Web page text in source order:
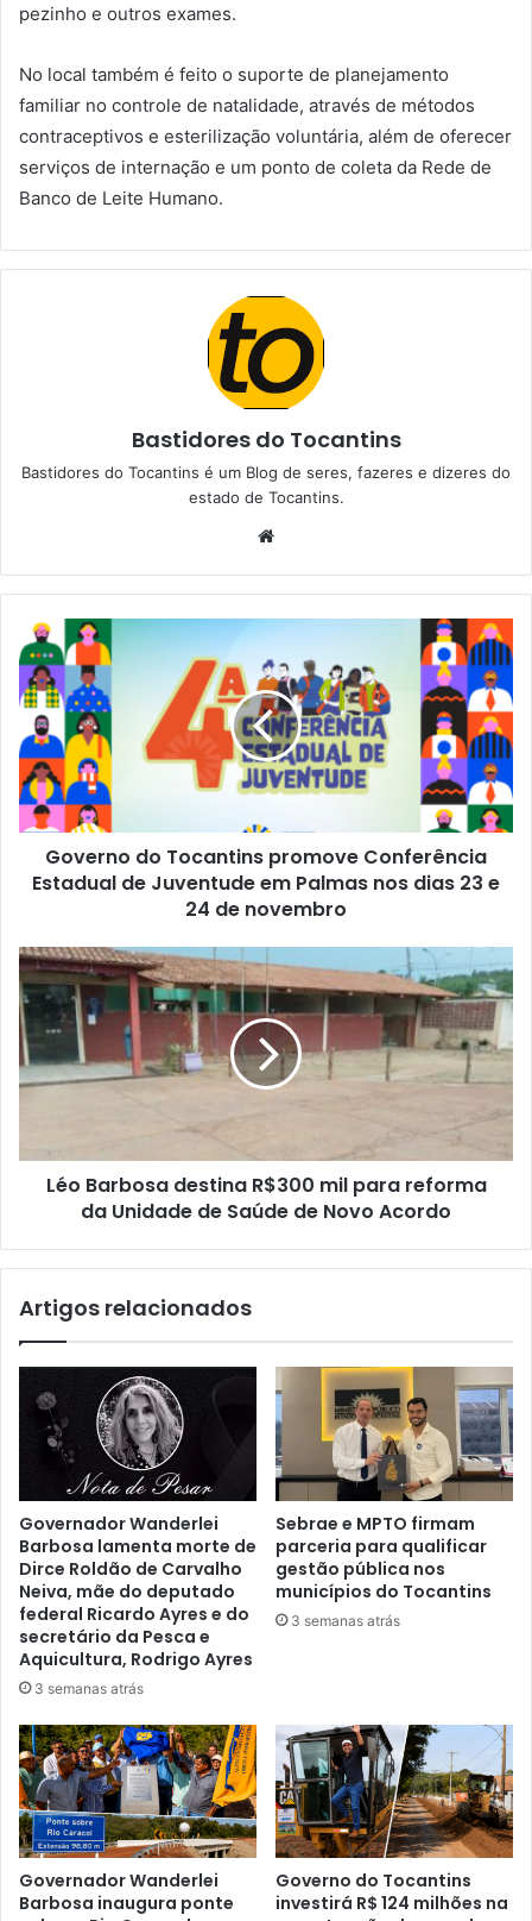
pezinho e outros exames.
No local também é feito o suporte de planejamento
familiar no controle de natalidade, através de métodos
contraceptivos e esterilização voluntária, além de oferecer
serviços de internação e um ponto de coleta da Rede de
Banco de Leite Humano.
Bastidores do Tocantins
Bastidores do Tocantins é um Blog de seres, fazeres e dizeres do
estado de Tocantins.
b
s
t
e
Governo do Tocantins promove Conferência
Estadual de Juventude em Palmas nos dias 23 e
24 de novembro
Léo Barbosa destina R$300 mil para reforma
da Unidade de Saúde de Novo Acordo
Artigos relacionados
Governador Wanderlei
Barbosa lamenta morte de
Dirce Roldão de Carvalho
Neiva, mãe do deputado
federal Ricardo Ayres e do
secretário da Pesca e
Aquicultura, Rodrigo Ayres
3 semanas atrás
Sebrae e MPTO firmam
parceria para qualificar
gestão pública nos
municípios do Tocantins
3 semanas atrás
Governador Wanderlei
Barbosa inaugura ponte
Governo do Tocantins
investirá R$ 124 milhões na